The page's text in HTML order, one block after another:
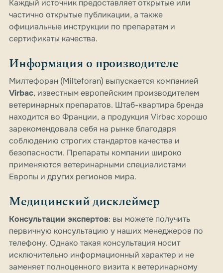
Каждый источник предоставляет открытые или
частично открытые публикации, а также
официальные инструкции по препаратам и
сертификаты качества.
Информация о производителе
Милтефоран (Milteforan) выпускается компанией
Virbac, известным европейским производителем
ветеринарных препаратов. Штаб-квартира бренда
находится во Франции, а продукция Virbac хорошо
зарекомендовала себя на рынке благодаря
соблюдению строгих стандартов качества и
безопасности. Препараты компании широко
применяются ветеринарными специалистами
Европы и других регионов мира.
Медицинский дисклеймер
Консультации экспертов: вы можете получить
первичную консультацию у наших менеджеров по
телефону. Однако такая консультация носит
исключительно информационный характер и не
заменяет полноценного визита к ветеринарному